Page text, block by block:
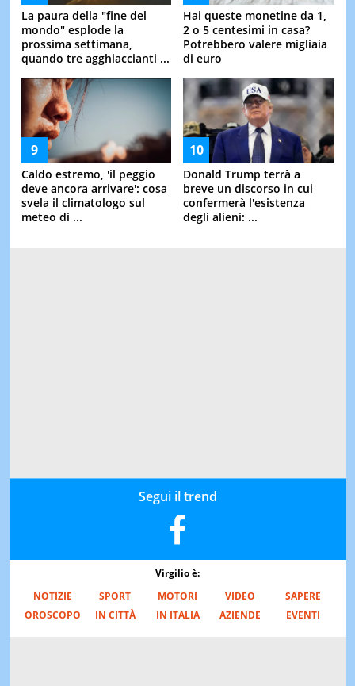
La paura della "fine del
mondo" esplode la
prossima settimana,
quando tre agghiaccianti ...
Hai queste monetine da 1,
2 o 5 centesimi in casa?
Potrebbero valere migliaia
di euro
Caldo estremo, 'il peggio
deve ancora arrivare': cosa
svela il climatologo sul
meteo di ...
Donald Trump terrà a
breve un discorso in cui
confermerà l'esistenza
degli alieni: ...
Segui il trend
Virgilio è:
NOTIZIE
SPORT MOTORI VIDEO
SAPERE
OROSCOPO
IN CITTÀ IN ITALIA AZIENDE EVENTI